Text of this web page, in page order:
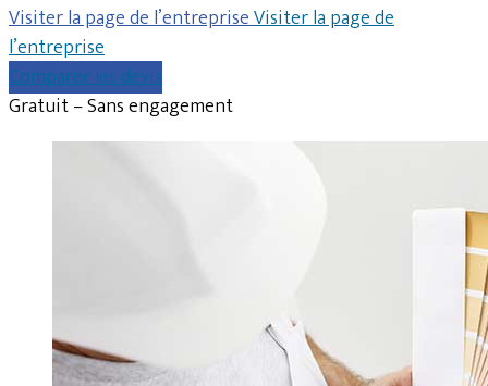
Visiter la page de l’entrepriseVisiter la page de
l’entreprise
Comparer les devis
Gratuit – Sans engagement